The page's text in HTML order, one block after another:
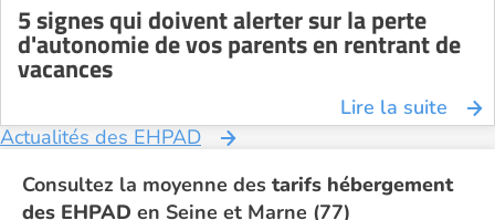
5 signes qui doivent alerter sur la perte
d'autonomie de vos parents en rentrant de
vacances
Lire la suite
Actualités des EHPAD
Consultez la moyenne des tarifs hébergement
des EHPAD en Seine et Marne (77)